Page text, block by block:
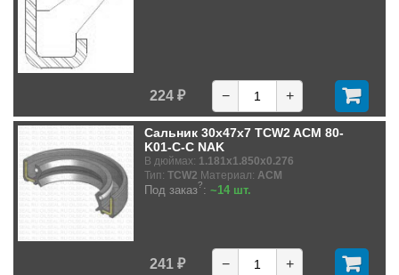
224 ₽ − +
Сальник 30x47x7 TCW2 ACM 80-
K01-C-C NAK
В дюймах: 1.181x1.850x0.276
Тип: TCW2 Материал: ACM
Под заказ?: ~14 шт.
241 ₽ − +